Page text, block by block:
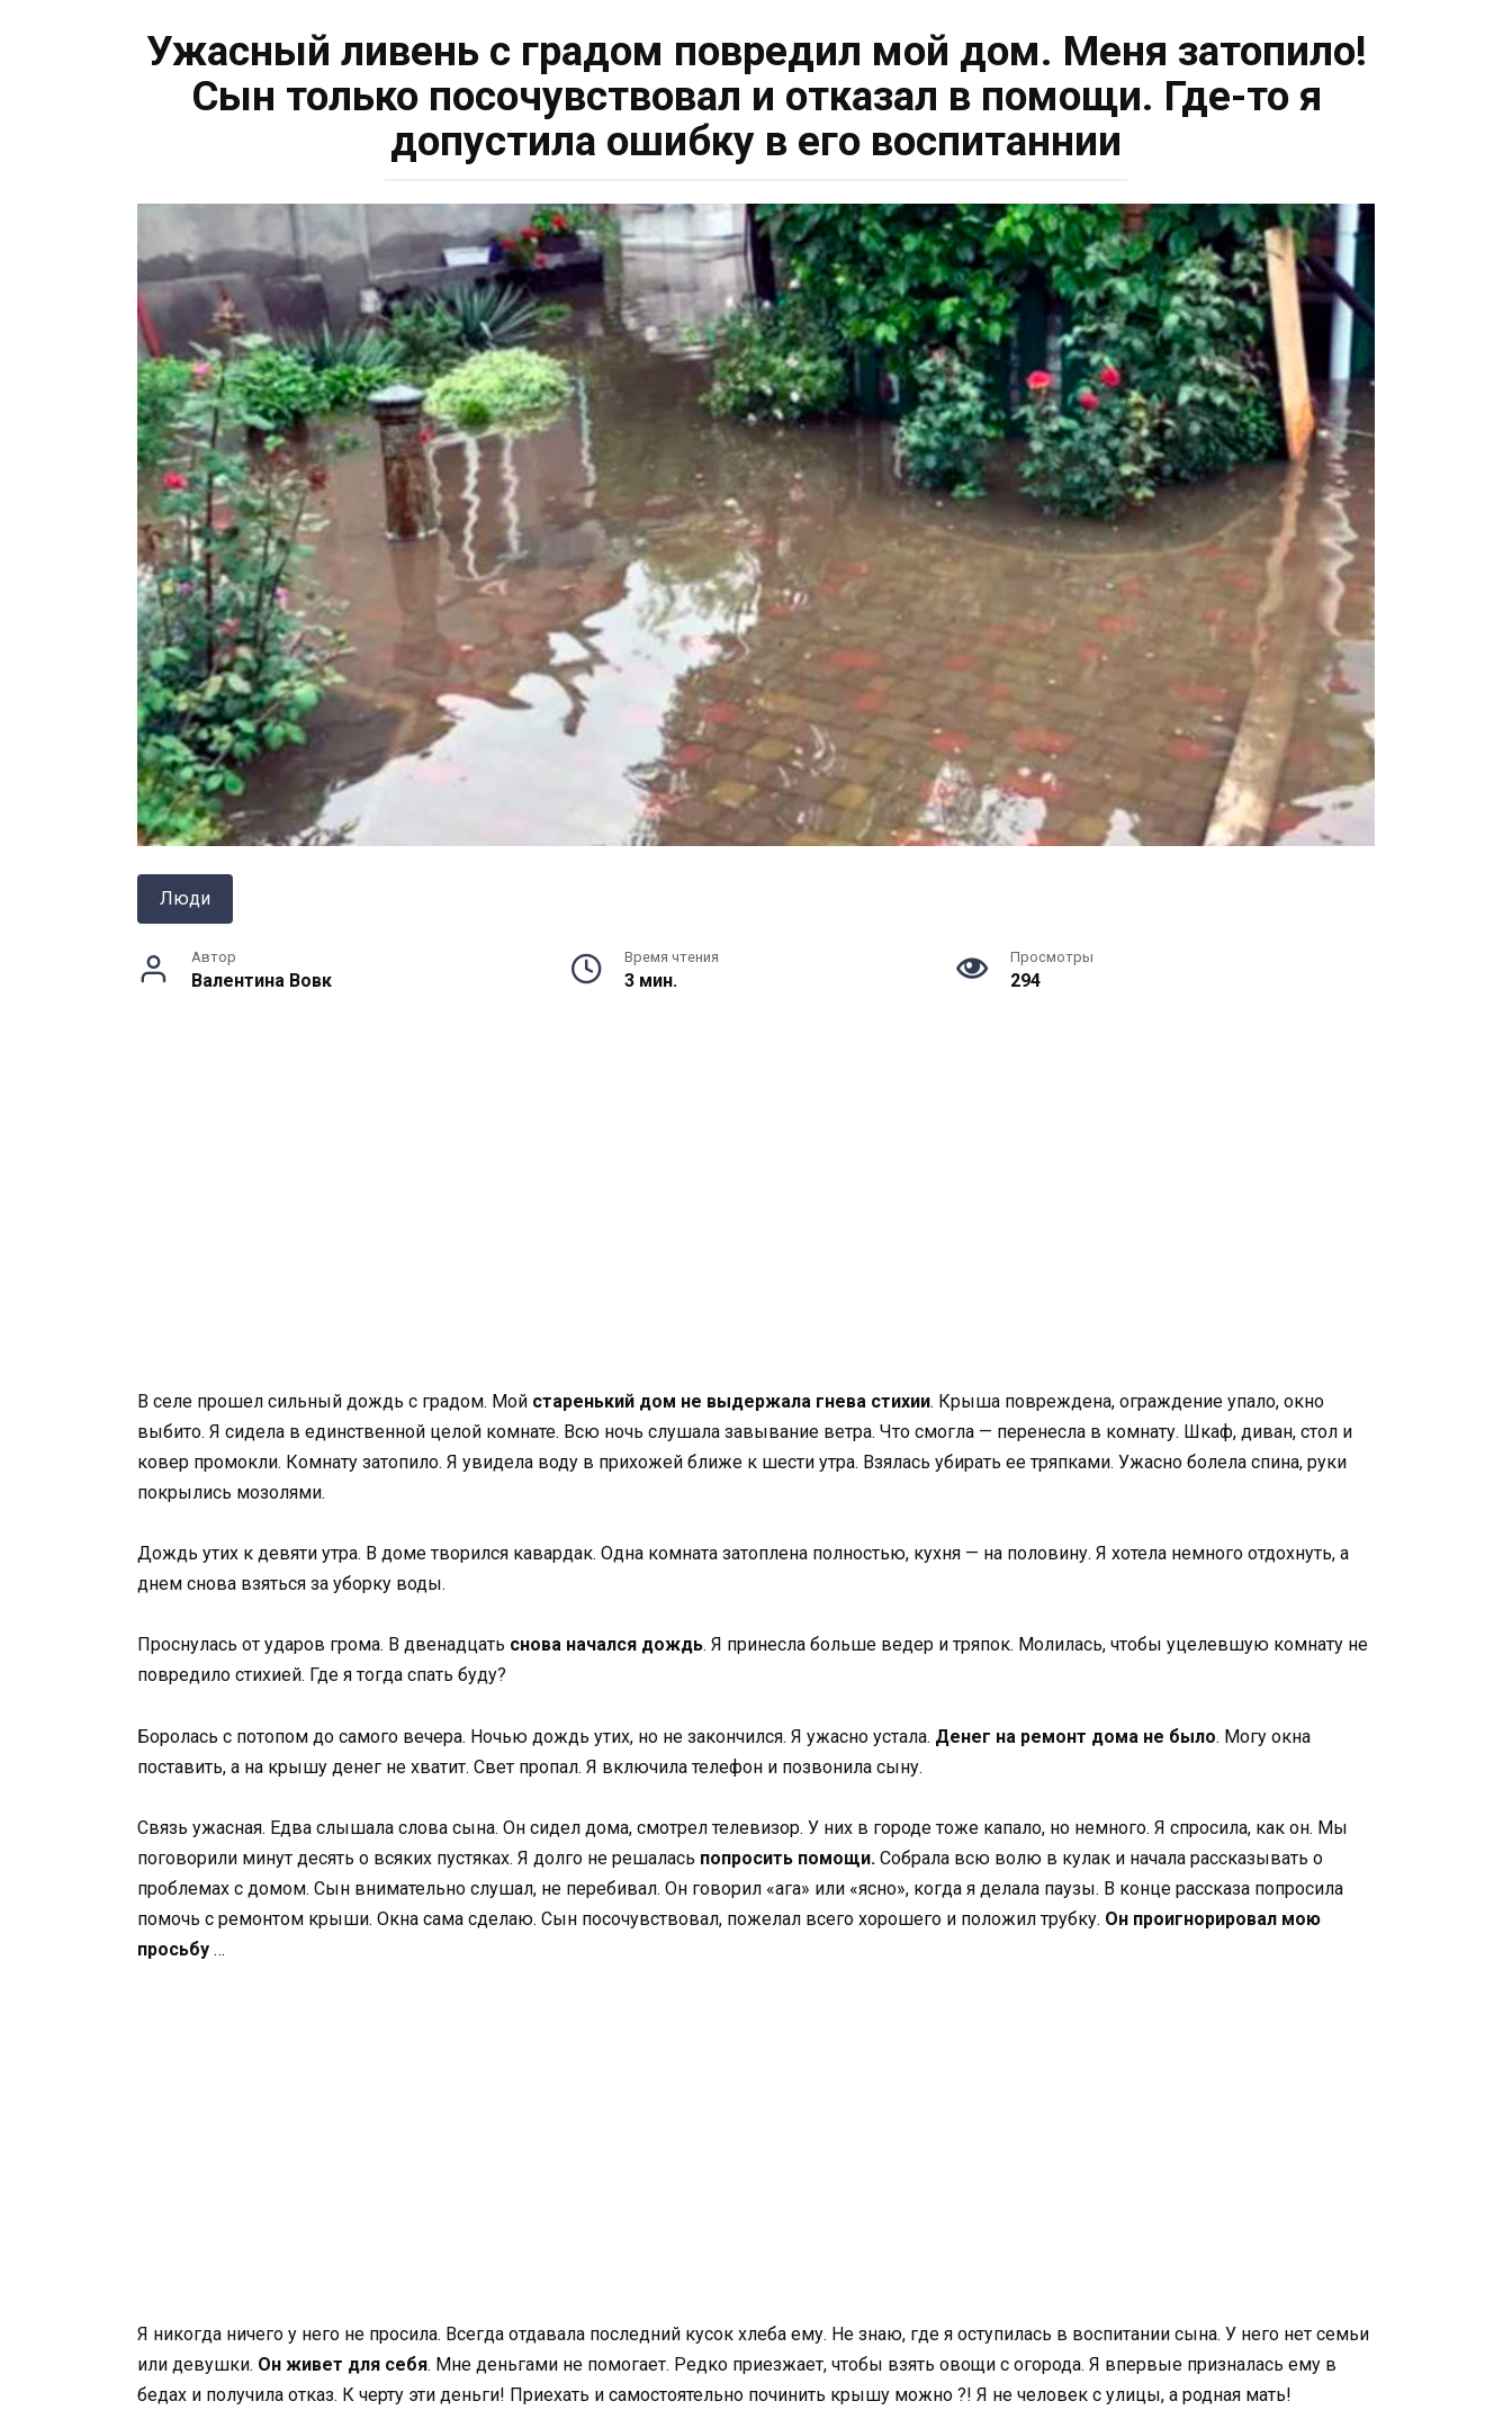
Ужасный ливень с градом повредил мой дом. Меня затопило!
Сын только посочувствовал и отказал в помощи. Где-то я
допустила ошибку в его воспитаннии
Люди
Автор
Валентина Вовк
Время чтения
3 мин.
Просмотры
294
В селе прошел сильный дождь с градом. Мой старенький дом не выдержала гнева стихии. Крыша повреждена, ограждение упало, окно
выбито. Я сидела в единственной целой комнате. Всю ночь слушала завывание ветра. Что смогла — перенесла в комнату. Шкаф, диван, стол и
ковер промокли. Комнату затопило. Я увидела воду в прихожей ближе к шести утра. Взялась убирать ее тряпками. Ужасно болела спина, руки
покрылись мозолями.
Дождь утих к девяти утра. В доме творился кавардак. Одна комната затоплена полностью, кухня — на половину. Я хотела немного отдохнуть, а
днем снова взяться за уборку воды.
Проснулась от ударов грома. В двенадцать снова начался дождь. Я принесла больше ведер и тряпок. Молилась, чтобы уцелевшую комнату не
повредило стихией. Где я тогда спать буду?
Боролась с потопом до самого вечера. Ночью дождь утих, но не закончился. Я ужасно устала. Денег на ремонт дома не было. Могу окна
поставить, а на крышу денег не хватит. Свет пропал. Я включила телефон и позвонила сыну.
Связь ужасная. Едва слышала слова сына. Он сидел дома, смотрел телевизор. У них в городе тоже капало, но немного. Я спросила, как он. Мы
поговорили минут десять о всяких пустяках. Я долго не решалась попросить помощи. Собрала всю волю в кулак и начала рассказывать о
проблемах с домом. Сын внимательно слушал, не перебивал. Он говорил «ага» или «ясно», когда я делала паузы. В конце рассказа попросила
помочь с ремонтом крыши. Окна сама сделаю. Сын посочувствовал, пожелал всего хорошего и положил трубку. Он проигнорировал мою
просьбу …
Я никогда ничего у него не просила. Всегда отдавала последний кусок хлеба ему. Не знаю, где я оступилась в воспитании сына. У него нет семьи
или девушки. Он живет для себя. Мне деньгами не помогает. Редко приезжает, чтобы взять овощи с огорода. Я впервые призналась ему в
бедах и получила отказ. К черту эти деньги! Приехать и самостоятельно починить крышу можно ?! Я не человек с улицы, а родная мать!